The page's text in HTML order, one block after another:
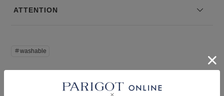
ATTENTION
＃washable